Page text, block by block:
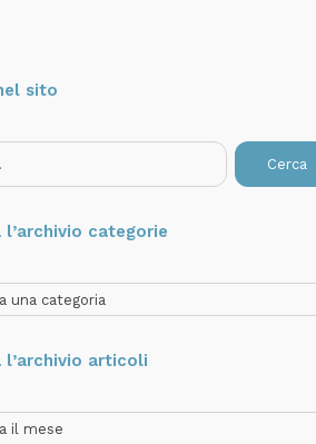
sito
Ricerca
per:
l’archivio categorie
l’archivio articoli